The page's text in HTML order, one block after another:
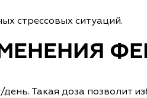
стрессовых ситуаций.
Такая доза позволит